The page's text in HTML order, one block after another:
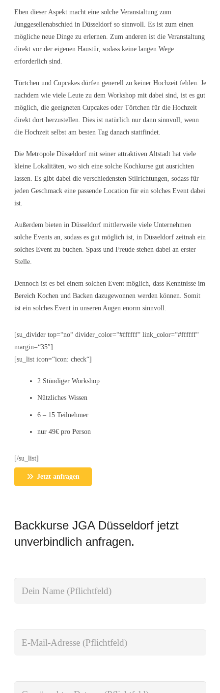
Eben dieser Aspekt macht eine solche Veranstaltung zum
Junggesellenabschied in Düsseldorf so sinnvoll. Es ist zum einen
mögliche neue Dinge zu erlernen. Zum anderen ist die Veranstaltung
direkt vor der eigenen Haustür, sodass keine langen Wege
erforderlich sind.
Törtchen und Cupcakes dürfen generell zu keiner Hochzeit fehlen. Je
nachdem wie viele Leute zu dem Workshop mit dabei sind, ist es gut
möglich, die geeigneten Cupcakes oder Törtchen für die Hochzeit
direkt dort herzustellen. Dies ist natürlich nur dann sinnvoll, wenn
die Hochzeit selbst am besten Tag danach stattfindet.
Die Metropole Düsseldorf mit seiner attraktiven Altstadt hat viele
kleine Lokalitäten, wo sich eine solche Kochkurse gut ausrichten
lassen. Es gibt dabei die verschiedensten Stilrichtungen, sodass für
jeden Geschmack eine passende Location für ein solches Event dabei
ist.
Außerdem bieten in Düsseldorf mittlerweile viele Unternehmen
solche Events an, sodass es gut möglich ist, in Düsseldorf zeitnah ein
solches Event zu buchen. Spass und Freude stehen dabei an erster
Stelle.
Dennoch ist es bei einem solchen Event möglich, dass Kenntnisse im
Bereich Kochen und Backen dazugewonnen werden können. Somit
ist ein solches Event in unseren Augen enorm sinnvoll.
[su_divider top=“no“ divider_color=“#ffffff“ link_color=“#ffffff“
margin=“35″]
[su_list icon=“icon: check“]
2 Stündiger Workshop
Nützliches Wissen
6 – 15 Teilnehmer
nur 49€ pro Person
[/su_list]
Jetzt anfragen
Backkurse JGA Düsseldorf jetzt
unverbindlich anfragen.